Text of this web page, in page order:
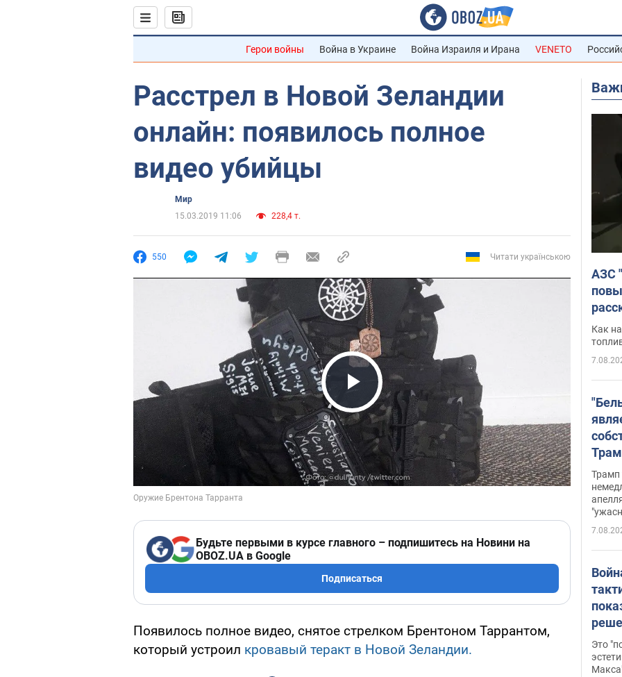
Герои войны Война в Украине Война Израиля и Ирана VENETO
Расстрел в Новой Зеландии
онлайн: появилось полное
видео убийцы
Мир
15.03.2019 11:06
228,4 т.
550 Читати українською
Play Video
Будьте первыми в курсе главного – подпишитесь на Новини на
OBOZ.UA в Google
Подписаться
Появилось полное видео, снятое стрелком Брентоном Таррантом,
который устроил кровавый теракт в Новой Зеландии.
АЗС
Как
Трамп
Это